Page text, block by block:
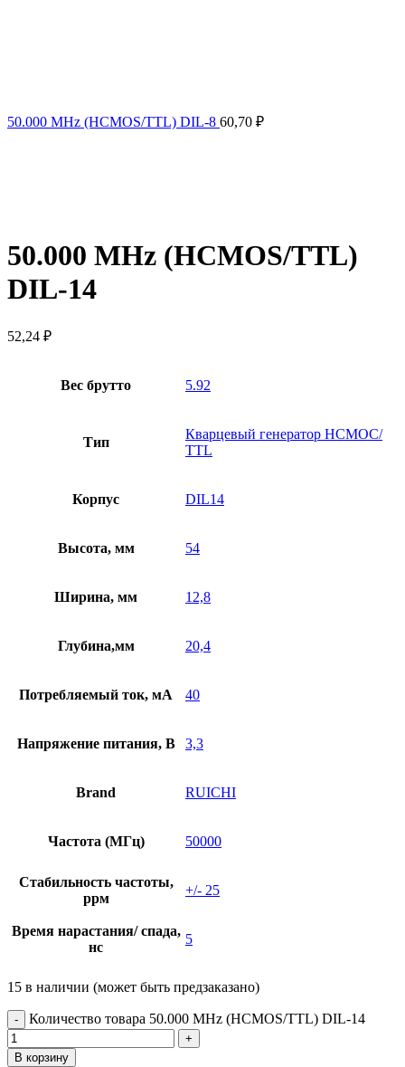
50.000 MHz (HCMOS/TTL) DIL-8 60,70 ₽
50.000 MHz (HCMOS/TTL)
DIL-14
52,24 ₽
Вес брутто 5.92
Тип
Кварцевый генератор HCMOC/
TTL
Корпус DIL14
Высота, мм 54
Ширина, мм 12,8
Глубина,мм 20,4
Потребляемый ток, мА 40
Напряжение питания, В 3,3
Brand RUICHI
Частота (МГц) 50000
Стабильность частоты,
ррм
+/- 25
Время нарастания/ спада,
нс
5
15 в наличии (может быть предзаказано)
Количество товара 50.000 MHz (HCMOS/TTL) DIL-14
В корзину